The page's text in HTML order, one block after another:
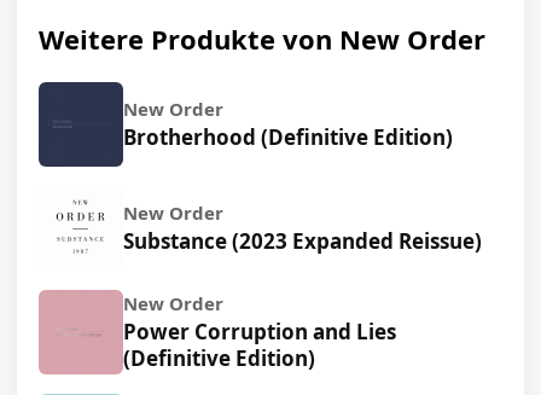
26. Spooky (Magimix) [2025 Remaster]
28. Bizarre Love Triangle (7" Remix Edit) [2025
Remaster]
29. 1963-95 (Arthur Baker Radio Remix) [2025
Remaster]
30. Everythings Gone Green (Dave Clarke Mix)
31. Temptation (CJ Bolland Mix) [2025 Remaster]
32. Blue Monday-95 (Hawtin Mix) [2025 Remaster]
33. True Faith-94 (Perfecto Mix) [2025 Remaster]
Weitere Produkte von New Order
New Order
Brotherhood (Definitive Edition)
New Order
Substance (2023 Expanded Reissue)
New Order
Power Corruption and Lies
(Definitive Edition)